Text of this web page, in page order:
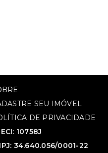
SEU IMÓVEL
DE PRIVACIDADE
10758J
34.640.056/0001-22